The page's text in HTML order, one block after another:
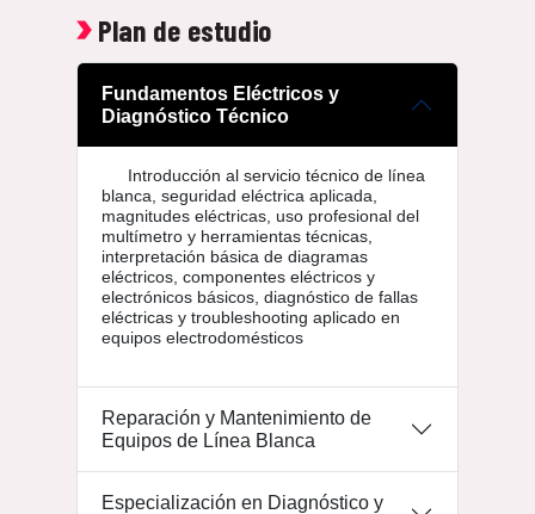
Plan de estudio
Fundamentos Eléctricos y
Diagnóstico Técnico
Introducción al servicio técnico de línea
blanca, seguridad eléctrica aplicada,
magnitudes eléctricas, uso profesional del
multímetro y herramientas técnicas,
interpretación básica de diagramas
eléctricos, componentes eléctricos y
electrónicos básicos, diagnóstico de fallas
eléctricas y troubleshooting aplicado en
equipos electrodomésticos
Reparación y Mantenimiento de
Equipos de Línea Blanca
Especialización en Diagnóstico y